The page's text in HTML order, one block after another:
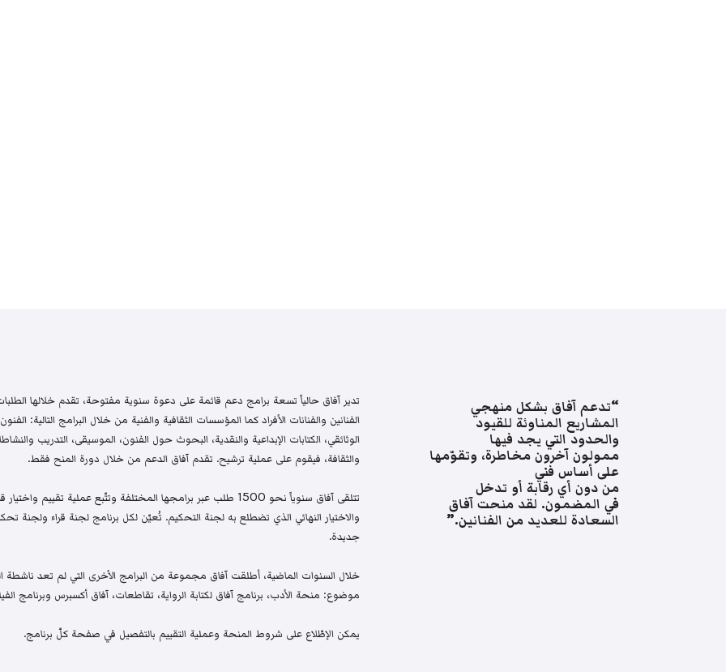
“تدعم آفاق بشكل منهجي
المشاريع المناوئة للقيود
والحدود التي يجد فيها
ممولون آخرون مخاطرة، وتقوّمها
على أساس فني
من دون أي رقابة أو تدخل
في المضمون. لقد منحت آفاق
السعادة للعديد من الفنانين.”
تدير آفاق حالياً تسعة برامج دعم قائمة على دعوة سنوية مفتوحة، تقدم خلالها
الفنانين والفنانات الأفراد كما المؤسسات الثقافية والفنية من خلال البرامج التالية:
الوثائقي، الكتابات الإبداعية والنقدية، البحوث حول الفنون، الموسيقى، التدريب
والثقافة، فيقوم على عملية ترشيح. تقدم آفاق الدعم من خلال دورة المنح فقط.
تتلقى آفاق سنوياً نحو 1500 طلب عبر برامجها المختلفة وتتّبع عملية
والاختيار النهائي الذي تضطلع به لجنة التحكيم. تُعيّن لكل برنامج لجنة قراء
جديدة.
خلال السنوات الماضية، أطلقت آفاق مجموعة من البرامج الأخرى التي لم تعد ناشطة
موضوع: منحة الأدب، برنامج آفاق لكتابة الرواية، تقاطعات، آفاق أكسبرس وبرنامج
يمكن الإطّلاع على شروط المنحة وعملية التقييم بالتفصيل في صفحة كلّ برنامج.